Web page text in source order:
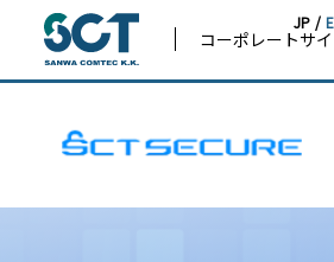
コーポレートサ
JP /